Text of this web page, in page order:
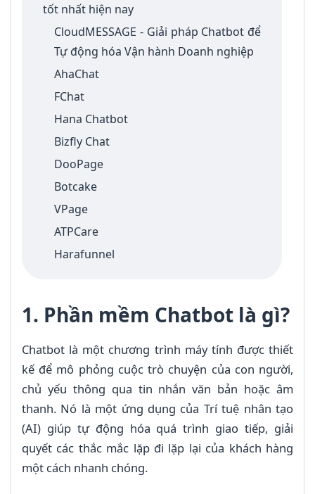
tốt nhất hiện nay
CloudMESSAGE - Giải pháp Chatbot để
Tự động hóa Vận hành Doanh nghiệp
AhaChat
FChat
Hana Chatbot
Bizfly Chat
DooPage
Botcake
VPage
ATPCare
Harafunnel
1. Phần mềm Chatbot là gì?
Chatbot là một chương trình máy tính được thiết
kế để mô phỏng cuộc trò chuyện của con người,
chủ yếu thông qua tin nhắn văn bản hoặc âm
thanh. Nó là một ứng dụng của Trí tuệ nhân tạo
(AI) giúp tự động hóa quá trình giao tiếp, giải
quyết các thắc mắc lặp đi lặp lại của khách hàng
một cách nhanh chóng.